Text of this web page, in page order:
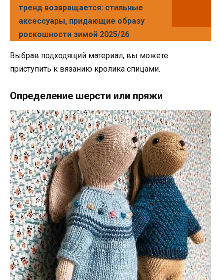
тренд возвращается: стильные
аксессуары, придающие образу
роскошности зимой 2025/26
Выбрав подходящий материал, вы можете
приступить к вязанию кролика спицами.
Определение шерсти или пряжи